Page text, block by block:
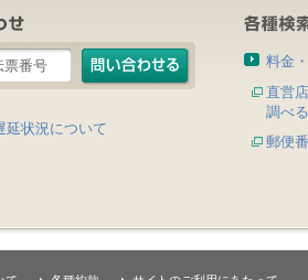
延状況について
料金
直営
調べる
郵便